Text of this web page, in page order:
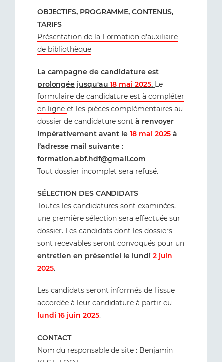
OBJECTIFS, PROGRAMME, CONTENUS,
TARIFS
Présentation de la Formation d'auxiliaire
de bibliothèque
La campagne de candidature est
prolongée jusqu'au 18 mai 2025. Le
formulaire de candidature est à compléter
en ligne et les pièces complémentaires au
dossier de candidature sont à renvoyer
impérativement avant le 18 mai 2025 à
l’adresse mail suivante :
formation.abf.hdf@gmail.com
Tout dossier incomplet sera refusé.
SÉLECTION DES CANDIDATS
Toutes les candidatures sont examinées,
une première sélection sera effectuée sur
dossier. Les candidats dont les dossiers
sont recevables seront convoqués pour un
entretien en présentiel le lundi 2 juin
2025.
Les candidats seront informés de l'issue
accordée à leur candidature à partir du
lundi 16 juin 2025.
CONTACT
Nom du responsable de site : Benjamin